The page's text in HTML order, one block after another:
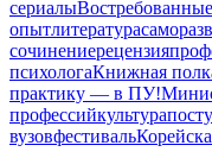
сериалыВостребованные
опытлитература
сочинениерецензия
психологаКнижная
практику — в ПУ!
профессийкультура
вузовфестиваль